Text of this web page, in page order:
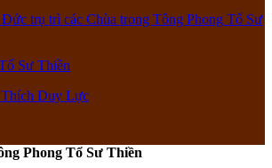
trụ trì các Chùa trong Tông Phong Tổ Sư
Sư Thiền
Duy Lực
Phong Tổ Sư Thiền